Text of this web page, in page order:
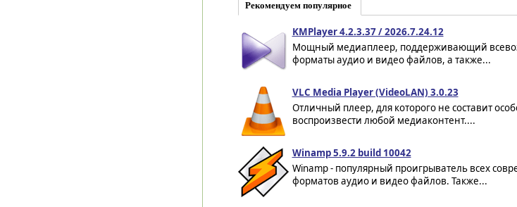
Рекомендуем популярное
KMPlayer 4.2.3.37 / 2026.7.24.12
Мощный медиаплеер, поддерживающий
форматы аудио и видео файлов, а также...
VLC Media Player (VideoLAN) 3.0.23
Отличный плеер, для которого не составит
воспроизвести любой медиаконтент....
Winamp 5.9.2 build 10042
Winamp - популярный проигрыватель всех
форматов аудио и видео файлов. Также...